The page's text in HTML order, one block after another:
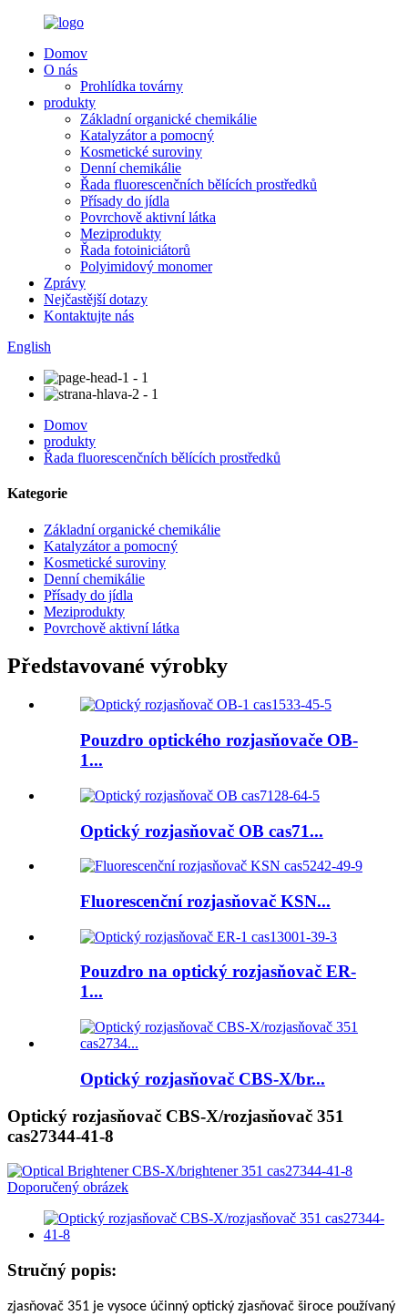
Domov
O nás
Prohlídka továrny
produkty
Základní organické chemikálie
Katalyzátor a pomocný
Kosmetické suroviny
Denní chemikálie
Řada fluorescenčních bělících prostředků
Přísady do jídla
Povrchově aktivní látka
Meziprodukty
Řada fotoiniciátorů
Polyimidový monomer
Zprávy
Nejčastější dotazy
Kontaktujte nás
English
Domov
produkty
Řada fluorescenčních bělících prostředků
Kategorie
Základní organické chemikálie
Katalyzátor a pomocný
Kosmetické suroviny
Denní chemikálie
Přísady do jídla
Meziprodukty
Povrchově aktivní látka
Představované výrobky
Pouzdro optického rozjasňovače OB-
1...
Optický rozjasňovač OB cas71...
Fluorescenční rozjasňovač KSN...
Pouzdro na optický rozjasňovač ER-
1...
Optický rozjasňovač CBS-X/br...
Optický rozjasňovač CBS-X/rozjasňovač 351
cas27344-41-8
Stručný popis:
zjasňovač 351 je vysoce účinný optický zjasňovač široce používaný